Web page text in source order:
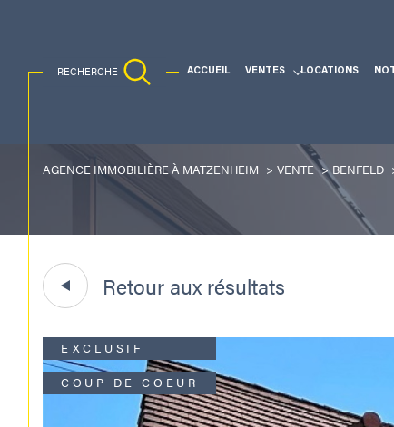
ACCUEIL VENTES
Ventes Traditionnelles
LOCATIONS
RECHERCHE
Acheter
de l'immo pro
TYPE DE BIEN 1
Maison 67230 - Benfeld
AGENCE IMMOBILIÈRE À MATZENHEIM VENTE BENFELD
Retour aux résultats
EXCLUSIF
COUP DE COEUR